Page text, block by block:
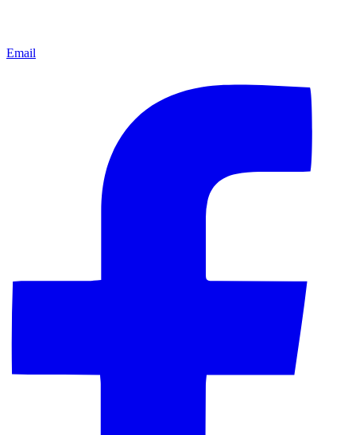
Email